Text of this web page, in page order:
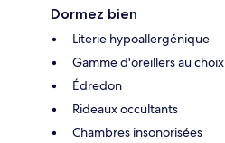
Dormez bien
Literie hypoallergénique
Gamme d'oreillers au choix
Édredon
Rideaux occultants
Chambres insonorisées